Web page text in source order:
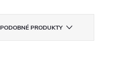
PODOBNÉ PRODUKTY